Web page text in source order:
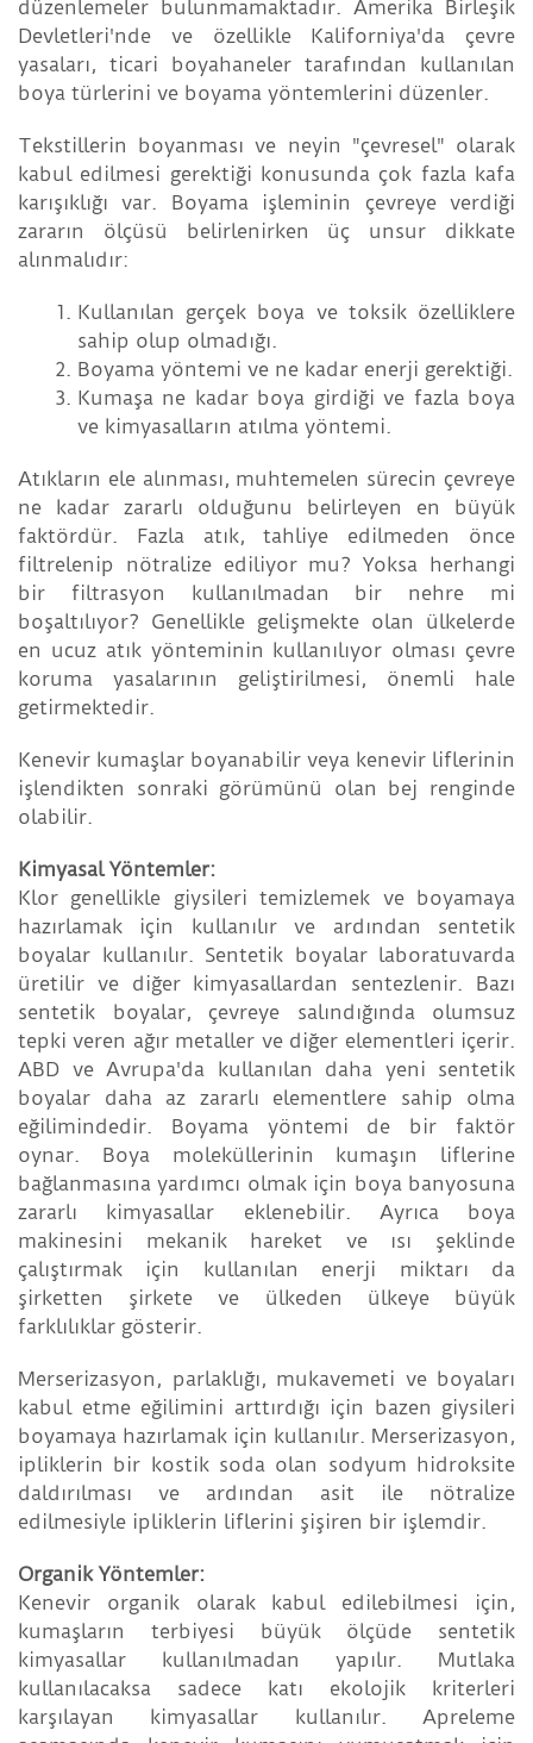
düzenlemeler bulunmamaktadır. Amerika Birleşik
Devletleri'nde ve özellikle Kaliforniya'da çevre
yasaları, ticari boyahaneler tarafından kullanılan
boya türlerini ve boyama yöntemlerini düzenler.
Tekstillerin boyanması ve neyin "çevresel" olarak
kabul edilmesi gerektiği konusunda çok fazla kafa
karışıklığı var. Boyama işleminin çevreye verdiği
zararın ölçüsü belirlenirken üç unsur dikkate
alınmalıdır:
Kullanılan gerçek boya ve toksik özelliklere
sahip olup olmadığı.
Boyama yöntemi ve ne kadar enerji gerektiği.
Kumaşa ne kadar boya girdiği ve fazla boya
ve kimyasalların atılma yöntemi.
Atıkların ele alınması, muhtemelen sürecin çevreye
ne kadar zararlı olduğunu belirleyen en büyük
faktördür. Fazla atık, tahliye edilmeden önce
filtrelenip nötralize ediliyor mu? Yoksa herhangi
bir filtrasyon kullanılmadan bir nehre mi
boşaltılıyor? Genellikle gelişmekte olan ülkelerde
en ucuz atık yönteminin kullanılıyor olması çevre
koruma yasalarının geliştirilmesi, önemli hale
getirmektedir.
Kenevir kumaşlar boyanabilir veya kenevir liflerinin
işlendikten sonraki görümünü olan bej renginde
olabilir.
Kimyasal Yöntemler:
Klor genellikle giysileri temizlemek ve boyamaya
hazırlamak için kullanılır ve ardından sentetik
boyalar kullanılır. Sentetik boyalar laboratuvarda
üretilir ve diğer kimyasallardan sentezlenir. Bazı
sentetik boyalar, çevreye salındığında olumsuz
tepki veren ağır metaller ve diğer elementleri içerir.
ABD ve Avrupa'da kullanılan daha yeni sentetik
boyalar daha az zararlı elementlere sahip olma
eğilimindedir. Boyama yöntemi de bir faktör
oynar. Boya moleküllerinin kumaşın liflerine
bağlanmasına yardımcı olmak için boya banyosuna
zararlı kimyasallar eklenebilir. Ayrıca boya
makinesini mekanik hareket ve ısı şeklinde
çalıştırmak için kullanılan enerji miktarı da
şirketten şirkete ve ülkeden ülkeye büyük
farklılıklar gösterir.
Merserizasyon, parlaklığı, mukavemeti ve boyaları
kabul etme eğilimini arttırdığı için bazen giysileri
boyamaya hazırlamak için kullanılır. Merserizasyon,
ipliklerin bir kostik soda olan sodyum hidroksite
daldırılması ve ardından asit ile nötralize
edilmesiyle ipliklerin liflerini şişiren bir işlemdir.
Organik Yöntemler:
Kenevir organik olarak kabul edilebilmesi için,
kumaşların terbiyesi büyük ölçüde sentetik
kimyasallar kullanılmadan yapılır. Mutlaka
kullanılacaksa sadece katı ekolojik kriterleri
karşılayan kimyasallar kullanılır. Apreleme